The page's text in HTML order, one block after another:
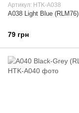
Артикул: HTK-A038
A038 Light Blue (RLM76)
79 грн